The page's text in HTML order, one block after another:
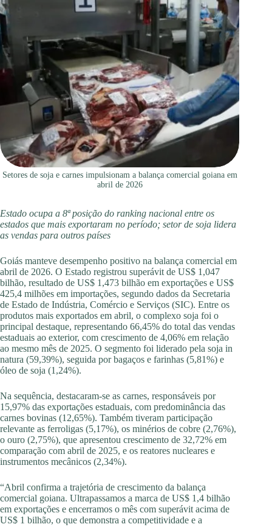
Setores de soja e carnes impulsionam a balança comercial goiana em
abril de 2026
Estado ocupa a 8ª posição do ranking nacional entre os
estados que mais exportaram no período; setor de soja lidera
as vendas para outros países
Goiás manteve desempenho positivo na balança comercial em
abril de 2026. O Estado registrou superávit de US$ 1,047
bilhão, resultado de US$ 1,473 bilhão em exportações e US$
425,4 milhões em importações, segundo dados da Secretaria
de Estado de Indústria, Comércio e Serviços (SIC). Entre os
produtos mais exportados em abril, o complexo soja foi o
principal destaque, representando 66,45% do total das vendas
estaduais ao exterior, com crescimento de 4,06% em relação
ao mesmo mês de 2025. O segmento foi liderado pela soja in
natura (59,39%), seguida por bagaços e farinhas (5,81%) e
óleo de soja (1,24%).
Na sequência, destacaram-se as carnes, responsáveis por
15,97% das exportações estaduais, com predominância das
carnes bovinas (12,65%). Também tiveram participação
relevante as ferroligas (5,17%), os minérios de cobre (2,76%),
o ouro (2,75%), que apresentou crescimento de 32,72% em
comparação com abril de 2025, e os reatores nucleares e
instrumentos mecânicos (2,34%).
“Abril confirma a trajetória de crescimento da balança
comercial goiana. Ultrapassamos a marca de US$ 1,4 bilhão
em exportações e encerramos o mês com superávit acima de
US$ 1 bilhão, o que demonstra a competitividade e a